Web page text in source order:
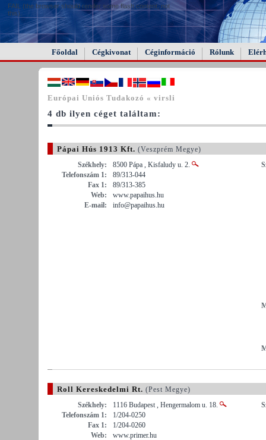
FAIL (the browser should render some flash content, not
this).
Főoldal Cégkivonat Céginformáció Rólunk
Európai Uniós Tudakozó « virsli
4 db ilyen céget találtam:
Pápai Hús 1913 Kft. (Veszprém Megye)
Székhely:
8500 Pápa , Kisfaludy u. 2.
Telefonszám 1:
89/313-044
Fax 1:
89/313-385
Web:
www.papaihus.hu
E-mail:
info@papaihus.hu
Roll Kereskedelmi Rt. (Pest Megye)
Székhely:
1116 Budapest , Hengermalom u. 18.
Telefonszám 1:
1/204-0250
Fax 1:
1/204-0260
Web:
www.primer.hu